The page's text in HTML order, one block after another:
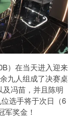
）在当天进入迎来
九人组成了决赛桌
及冯苗，并且陈明
选手将于次日（6
军奖金！